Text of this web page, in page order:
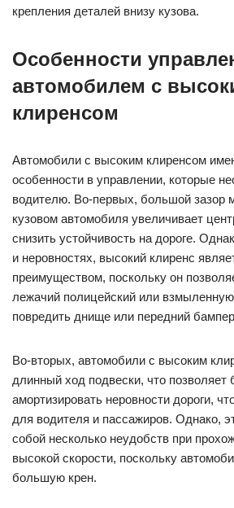
крепления деталей внизу кузова.
Особенности
автомобилем с
клиренсом
Автомобили с высоким клиренсом
особенности в управлении, которые
водителю. Во-первых, большой зазор
кузовом автомобиля увеличивает
снизить устойчивость на дороге.
и неровностях, высокий клиренс
преимуществом, поскольку он
лежачий полицейский или
повредить днище или передний
Во-вторых, автомобили с высоким
длинный ход подвески, что позволяет
амортизировать неровности дороги,
для водителя и пассажиров. Однако,
собой несколько неудобств при
высокой скорости, поскольку
большую крен.